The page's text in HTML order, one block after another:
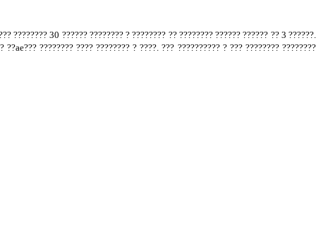
???????? 30 ?????? ???????? ? ???????? ?? ???????? ?????? ?????? ?? 3 ??????.
???????? ???? ???????? ? ????. ??? ?????????? ? ??? ???????? ????????